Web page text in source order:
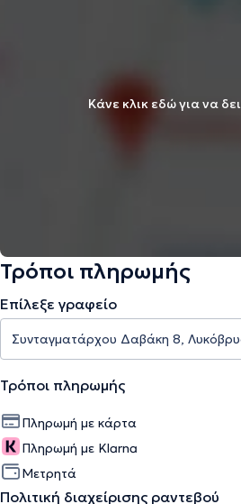
Κάνε κλικ εδώ για να
Τρόποι πληρωμής
Επίλεξε γραφείο
Τρόποι πληρωμής
Πληρωμή με κάρτα
Πληρωμή με Klarna
Μετρητά
Πολιτική διαχείρισης ραντεβού